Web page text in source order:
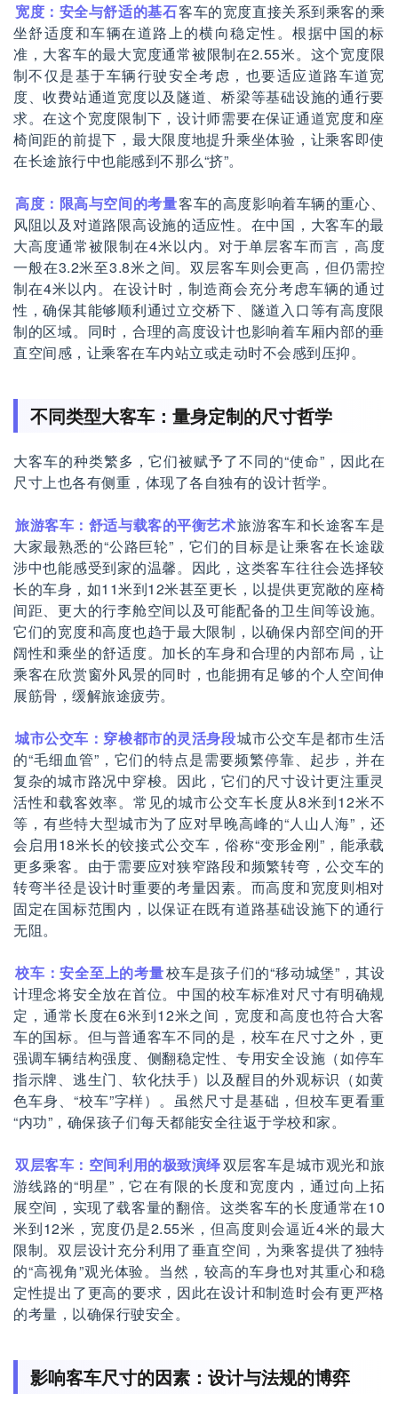
宽度：安全与舒适的基石客车的宽度直接关系到乘客的乘
坐舒适度和车辆在道路上的横向稳定性。根据中国的标
准，大客车的最大宽度通常被限制在2.55米。这个宽度限
制不仅是基于车辆行驶安全考虑，也要适应道路车道宽
度、收费站通道宽度以及隧道、桥梁等基础设施的通行要
求。在这个宽度限制下，设计师需要在保证通道宽度和座
椅间距的前提下，最大限度地提升乘坐体验，让乘客即使
在长途旅行中也能感到不那么“挤”。
高度：限高与空间的考量客车的高度影响着车辆的重心、
风阻以及对道路限高设施的适应性。在中国，大客车的最
大高度通常被限制在4米以内。对于单层客车而言，高度
一般在3.2米至3.8米之间。双层客车则会更高，但仍需控
制在4米以内。在设计时，制造商会充分考虑车辆的通过
性，确保其能够顺利通过立交桥下、隧道入口等有高度限
制的区域。同时，合理的高度设计也影响着车厢内部的垂
直空间感，让乘客在车内站立或走动时不会感到压抑。
不同类型大客车：量身定制的尺寸哲学
大客车的种类繁多，它们被赋予了不同的“使命”，因此在
尺寸上也各有侧重，体现了各自独有的设计哲学。
旅游客车：舒适与载客的平衡艺术旅游客车和长途客车是
大家最熟悉的“公路巨轮”，它们的目标是让乘客在长途跋
涉中也能感受到家的温馨。因此，这类客车往往会选择较
长的车身，如11米到12米甚至更长，以提供更宽敞的座椅
间距、更大的行李舱空间以及可能配备的卫生间等设施。
它们的宽度和高度也趋于最大限制，以确保内部空间的开
阔性和乘坐的舒适度。加长的车身和合理的内部布局，让
乘客在欣赏窗外风景的同时，也能拥有足够的个人空间伸
展筋骨，缓解旅途疲劳。
城市公交车：穿梭都市的灵活身段城市公交车是都市生活
的“毛细血管”，它们的特点是需要频繁停靠、起步，并在
复杂的城市路况中穿梭。因此，它们的尺寸设计更注重灵
活性和载客效率。常见的城市公交车长度从8米到12米不
等，有些特大型城市为了应对早晚高峰的“人山人海”，还
会启用18米长的铰接式公交车，俗称“变形金刚”，能承载
更多乘客。由于需要应对狭窄路段和频繁转弯，公交车的
转弯半径是设计时重要的考量因素。而高度和宽度则相对
固定在国标范围内，以保证在既有道路基础设施下的通行
无阻。
校车：安全至上的考量校车是孩子们的“移动城堡”，其设
计理念将安全放在首位。中国的校车标准对尺寸有明确规
定，通常长度在6米到12米之间，宽度和高度也符合大客
车的国标。但与普通客车不同的是，校车在尺寸之外，更
强调车辆结构强度、侧翻稳定性、专用安全设施（如停车
指示牌、逃生门、软化扶手）以及醒目的外观标识（如黄
色车身、“校车”字样）。虽然尺寸是基础，但校车更看重
“内功”，确保孩子们每天都能安全往返于学校和家。
双层客车：空间利用的极致演绎双层客车是城市观光和旅
游线路的“明星”，它在有限的长度和宽度内，通过向上拓
展空间，实现了载客量的翻倍。这类客车的长度通常在10
米到12米，宽度仍是2.55米，但高度则会逼近4米的最大
限制。双层设计充分利用了垂直空间，为乘客提供了独特
的“高视角”观光体验。当然，较高的车身也对其重心和稳
定性提出了更高的要求，因此在设计和制造时会有更严格
的考量，以确保行驶安全。
影响客车尺寸的因素：设计与法规的博弈